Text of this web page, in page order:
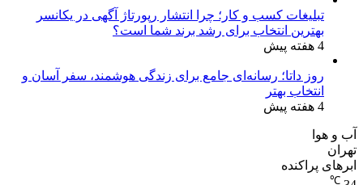
خبرگزاری دانشجو
تبلیغات کسب و کار؛ چرا انتشار رپورتاژ آگهی در یکانسر
بهترین انتخاب برای رشد برند شما است؟
4 هفته پیش
روز داتا؛ رسانه‌ای جامع برای زندگی هوشمند، سفر آسان و
انتخاب بهتر
4 هفته پیش
آب و هوا
تهران
ابرهای پراکنده
℃